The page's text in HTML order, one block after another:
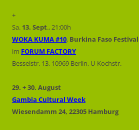
+
Sa. 13. Sept., 21:00h
WOKA KUMA #10, Burkina Faso Festival
im FORUM FACTORY
Besselstr. 13, 10969 Berlin, U-Kochstr.
29. + 30. August
Gambia Cultural Week
Wiesendamm 24, 22305 Hamburg